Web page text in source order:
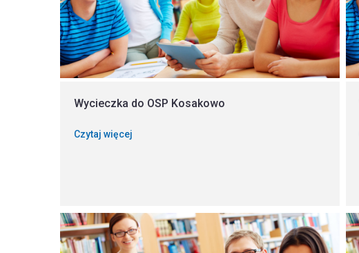
Wycieczka do OSP Kosakowo
Czytaj więcej